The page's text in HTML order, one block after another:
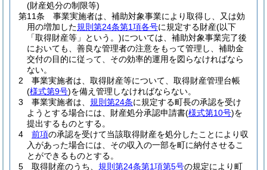
(財産処分の制限等)
第11条
事業実施者は、補助対象事業により取得し、又は効
用の増加した規則第24条第1項各号に規定する財産(以下
「取得財産等」という。)については、補助対象事業完了後
においても、善良な管理者の注意をもって管理し、補助金
交付の目的に従って、その効率的運用を図らなければなら
ない。
2
事業実施者は、取得財産等について、取得財産管理台帳
(様式第9号)を備え管理しなければならない。
3
事業実施者は、 規則第24条に規定する町長の承認を受け
ようとする場合には、財産処分承認申請書(様式第10号)を
提出するものとする。
4
前項の承認を受けて当該取得財産を処分したことにより収
入があった場合には、その収入の一部を町に納付させるこ
とができるものとする。
5
取得財産のうち、 規則第24条第1項第5号の規定により町